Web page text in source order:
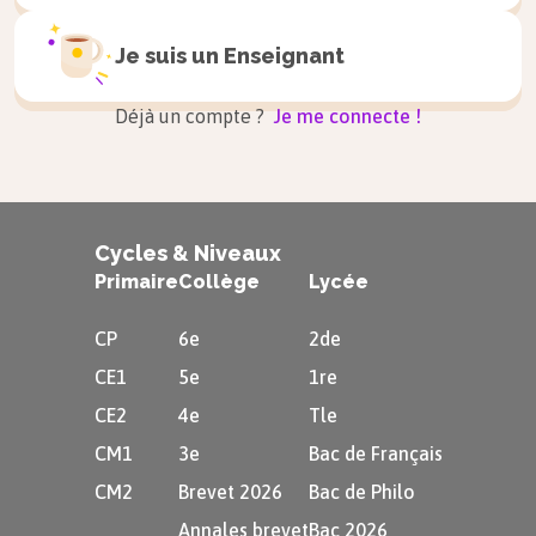
par des réactions chimiques à
glace et sous l’effet des vents.
transportés par l’eau.
place, sans subir de transport et forme
Je suis un Enseignant
Déjà un compte ? Je me connecte !
Cycles & Niveaux
Primaire
CP
CE1
CE2
CM1
CM2
Collège
6e
5e
4e
3e
Brevet 2026
Annales brevet
Lycée
2de
1re
Tle
Bac de Français
Bac de Philo
Bac 2026